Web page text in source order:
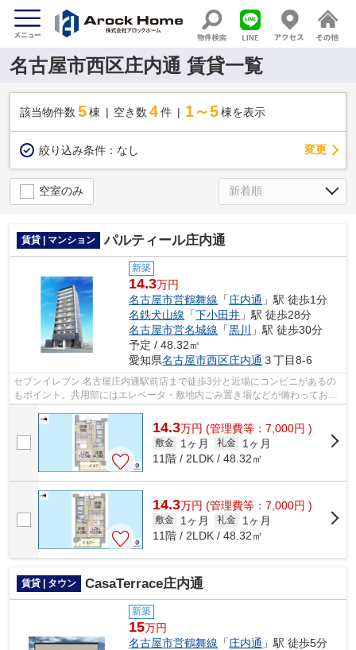
名古屋市西区庄内通 賃貸一覧
該当物件数 5棟 空き数 4 件 1～5 棟を表示
絞り込み条件： なし 変更
空室のみ
賃貸 | マンション パルティール庄内通
新築
14.3万円
名古屋市営鶴舞線 「庄内通 」駅 徒歩1分
名鉄犬山線 「下小田井 」駅 徒歩28分
名古屋市営名城線 「黒川
」駅 徒歩30分
予定 / 48.32㎡
愛知県名古屋市西区庄内通 ３丁目8-6
セブンイレブン 名古屋庄内通駅前店まで徒歩3分と近場にコンビニがあるの
もポイント。共用部にはエレベータ・敷地内ごみ置き場などが備わっており
14.3万円 (管理費等：7,000円 )
敷金 1ヶ月 礼金
1ヶ月
11階 / 2LDK / 48.32㎡
14.3万円 (管理費等：7,000円 )
敷金 1ヶ月 礼金
1ヶ月
11階 / 2LDK / 48.32㎡
賃貸 | タウン CasaTerrace庄内通
新築
15万円
名古屋市営鶴舞線 「庄内通 」駅 徒歩5分